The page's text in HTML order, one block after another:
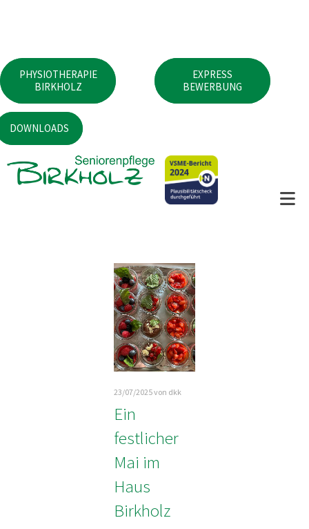
PHYSIOTHERAPIE
BIRKHOLZ
EXPRESS
BEWERBUNG
DOWNLOADS
23/07/2025von dkk
Ein
festlicher
Mai im
Haus
Birkholz